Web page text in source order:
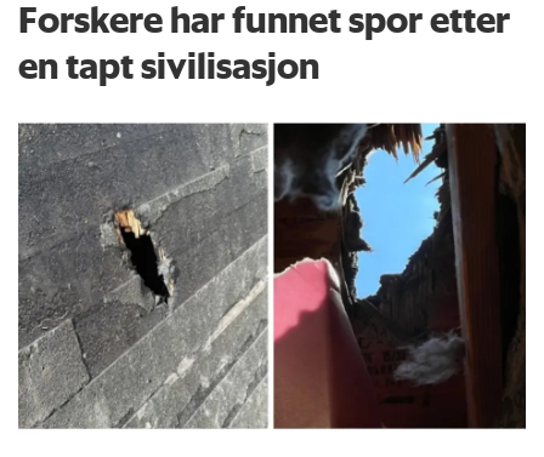
Forskere har funnet spor etter
en tapt sivilisasjon